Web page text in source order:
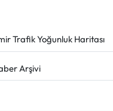
Trafik Yoğunluk Haritası
Arşivi